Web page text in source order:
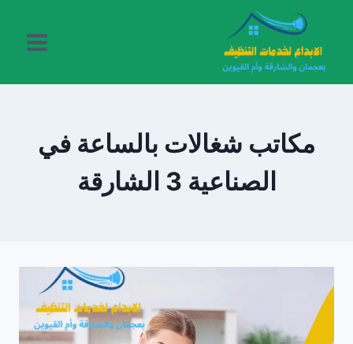
المحتوى
مكاتب شغالات بالساعة في
الصناعية 3 الشارقة